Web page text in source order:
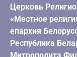
Церковь
«Местное
епархия
Республика
Митрополита